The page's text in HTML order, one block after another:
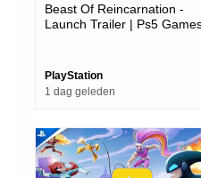
Beast Of Reincarnation -
Launch Trailer | Ps5
PlayStation
1 dag geleden